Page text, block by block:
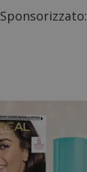
Sponsorizzato: